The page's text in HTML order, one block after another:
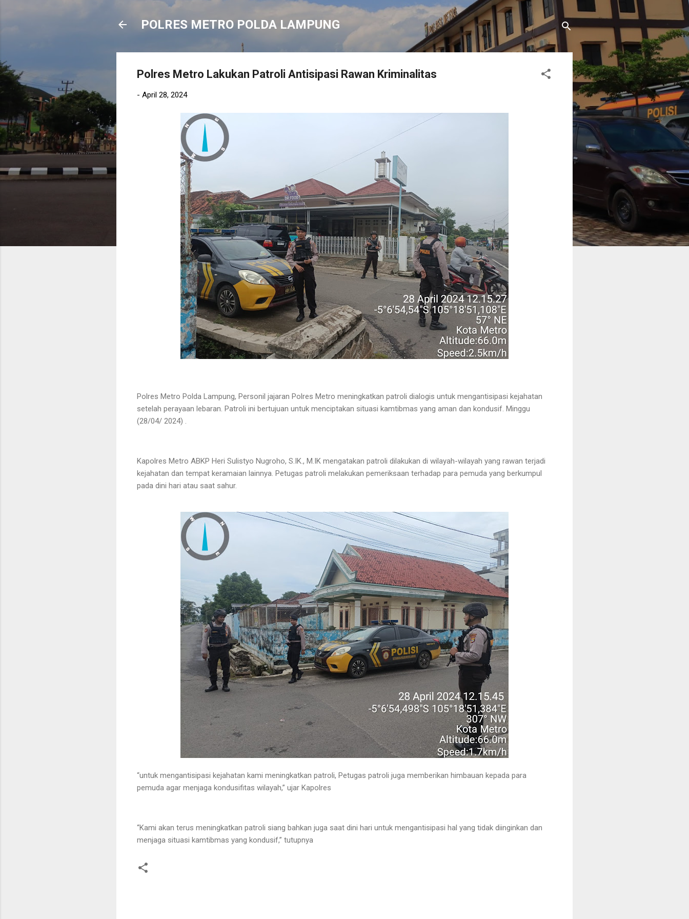
Langsung ke konten utama
POLRES METRO POLDA LAMPUNG
Polres Metro Lakukan Patroli Antisipasi Rawan Kriminalitas
- April 28, 2024
Polres Metro Polda Lampung, Personil jajaran Polres Metro meningkatkan patroli dialogis untuk mengantisipasi kejahatan
setelah perayaan lebaran. Patroli ini bertujuan untuk menciptakan situasi kamtibmas yang aman dan kondusif. Minggu
(28/04/ 2024) .
Kapolres Metro ABKP Heri Sulistyo Nugroho, S.IK., M.IK mengatakan patroli dilakukan di wilayah-wilayah yang rawan terjadi
kejahatan dan tempat keramaian lainnya. Petugas patroli melakukan pemeriksaan terhadap para pemuda yang berkumpul
pada dini hari atau saat sahur.
“untuk mengantisipasi kejahatan kami meningkatkan patroli, Petugas patroli juga memberikan himbauan kepada para
pemuda agar menjaga kondusifitas wilayah,” ujar Kapolres
“Kami akan terus meningkatkan patroli siang bahkan juga saat dini hari untuk mengantisipasi hal yang tidak diinginkan dan
menjaga situasi kamtibmas yang kondusif,” tutupnya